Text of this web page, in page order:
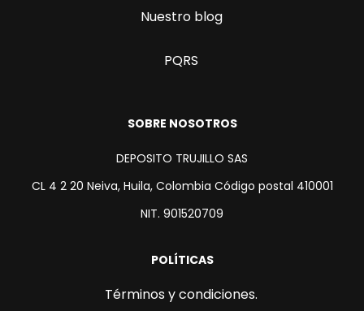
Nuestro blog
PQRS
SOBRE NOSOTROS
DEPOSITO TRUJILLO SAS
CL 4 2 20 Neiva, Huila, Colombia Código postal 410001
NIT. 901520709
POLÍTICAS
Términos y condiciones.